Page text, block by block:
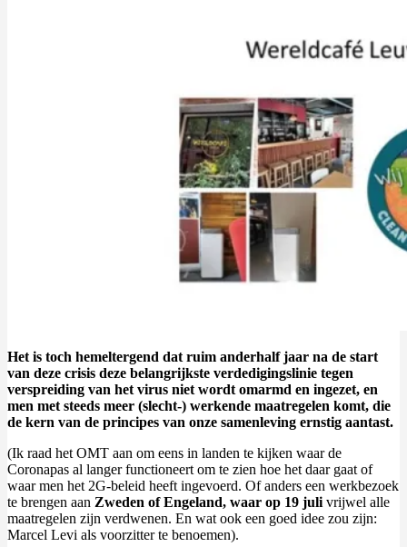
Het is toch hemeltergend dat ruim anderhalf jaar na de start
van deze crisis deze belangrijkste verdedigingslinie tegen
verspreiding van het virus niet wordt omarmd en ingezet, en
men met steeds meer (slecht-) werkende maatregelen komt, die
de kern van de principes van onze samenleving ernstig aantast.
(Ik raad het OMT aan om eens in landen te kijken waar de
Coronapas al langer functioneert om te zien hoe het daar gaat of
waar men het 2G-beleid heeft ingevoerd. Of anders een werkbezoek
te brengen aan Zweden of Engeland, waar op 19 juli vrijwel alle
maatregelen zijn verdwenen. En wat ook een goed idee zou zijn:
Marcel Levi als voorzitter te benoemen).